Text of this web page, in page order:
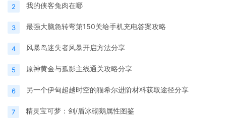
2 我的侠客兔肉在哪
3 最强大脑急转弯第150关给手机充电答案攻略
4 风暴岛迷失者风暴开启方法分享
5 原神黄金与孤影主线通关攻略分享
6 另一个伊甸超越时空的猫希尔进阶材料获取途径分享
7 精灵宝可梦：剑/盾冰砌鹅属性图鉴